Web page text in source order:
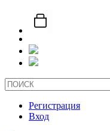
Регистрация
Вход